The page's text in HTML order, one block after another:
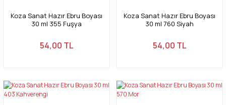
Koza Sanat Hazır Ebru Boyası
30 ml 355 Fuşya
54,00 TL
Koza Sanat Hazır Ebru Boyası
30 ml 760 Siyah
54,00 TL